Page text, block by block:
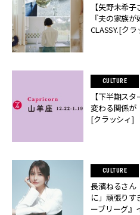
【矢野未希
『夫の家族
CLASSY.[クラ
CULTURE
【下半期ス
変わる関係が
[クラッシィ]
CULTURE
長濱ねるさん
に」頑張りす
ーブリーグ』